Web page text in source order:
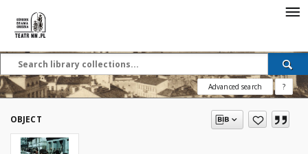
Advanced search ?
OBJECT